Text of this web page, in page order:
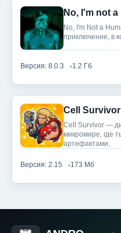
No, I'm not
No, I'm Not a
приключение, в
Версия: 8.0.3 1.2 Гб
Cell
Cell Survivor —
микромире, где
артефактами,
Версия: 2.15 173 Мб